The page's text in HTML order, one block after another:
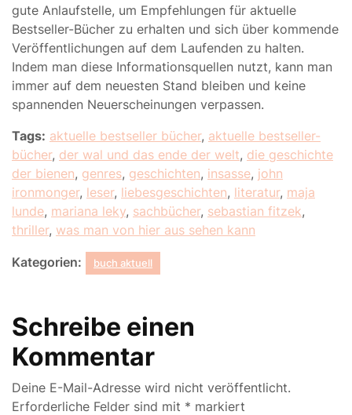
gute Anlaufstelle, um Empfehlungen für aktuelle
Bestseller-Bücher zu erhalten und sich über kommende
Veröffentlichungen auf dem Laufenden zu halten.
Indem man diese Informationsquellen nutzt, kann man
immer auf dem neuesten Stand bleiben und keine
spannenden Neuerscheinungen verpassen.
Tags: aktuelle bestseller bücher, aktuelle bestseller-
bücher, der wal und das ende der welt, die geschichte
der bienen, genres, geschichten, insasse, john
ironmonger, leser, liebesgeschichten, literatur, maja
lunde, mariana leky, sachbücher, sebastian fitzek,
thriller, was man von hier aus sehen kann
Kategorien: buch aktuell
Schreibe einen
Kommentar
Deine E-Mail-Adresse wird nicht veröffentlicht.
Erforderliche Felder sind mit * markiert